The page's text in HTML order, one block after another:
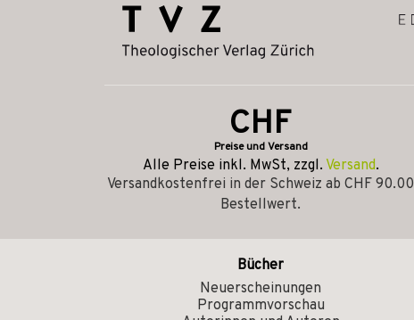
CHF
Preise und Versand
Alle Preise inkl. MwSt, zzgl. Versand.
Versandkostenfrei in der Schweiz ab CHF 90.00
Bestellwert.
Bücher
Neuerscheinungen
Programmvorschau